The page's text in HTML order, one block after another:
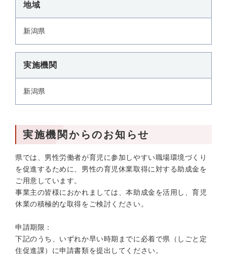
地域
新潟県
実施機関
新潟県
実施機関からのお知らせ
県では、男性労働者が育児に参加しやすい職場環境づくり
を促進するために、男性の育児休業取得に対する助成金を
ご用意しています。
事業主の皆様におかれましては、本助成金を活用し、育児
休業の積極的な取得をご検討ください。
申請期限：
下記のうち、いずれか早い時期までに必着で県（しごと定
住促進課）に申請書類を提出してください。